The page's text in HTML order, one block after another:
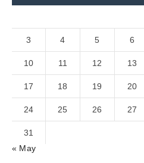
3 4 5 6
10 11 12 13
17 18 19 20
24 25 26 27
31
« May